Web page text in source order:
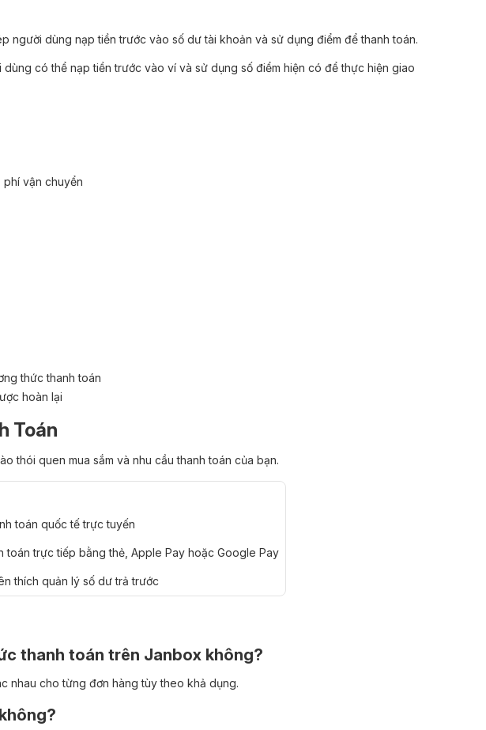
người dùng nạp tiền trước vào số dư tài khoản và sử dụng điểm để thanh toán.
có thể nạp tiền trước vào ví và sử dụng số điểm hiện có để thực hiện giao
vận chuyển
thức thanh toán
hoàn lại
Toán
thói quen mua sắm và nhu cầu thanh toán của bạn.
toán quốc tế trực tuyến
toán trực tiếp bằng thẻ, Apple Pay hoặc Google Pay
thích quản lý số dư trả trước
thanh toán trên Janbox không?
nhau cho từng đơn hàng tùy theo khả dụng.